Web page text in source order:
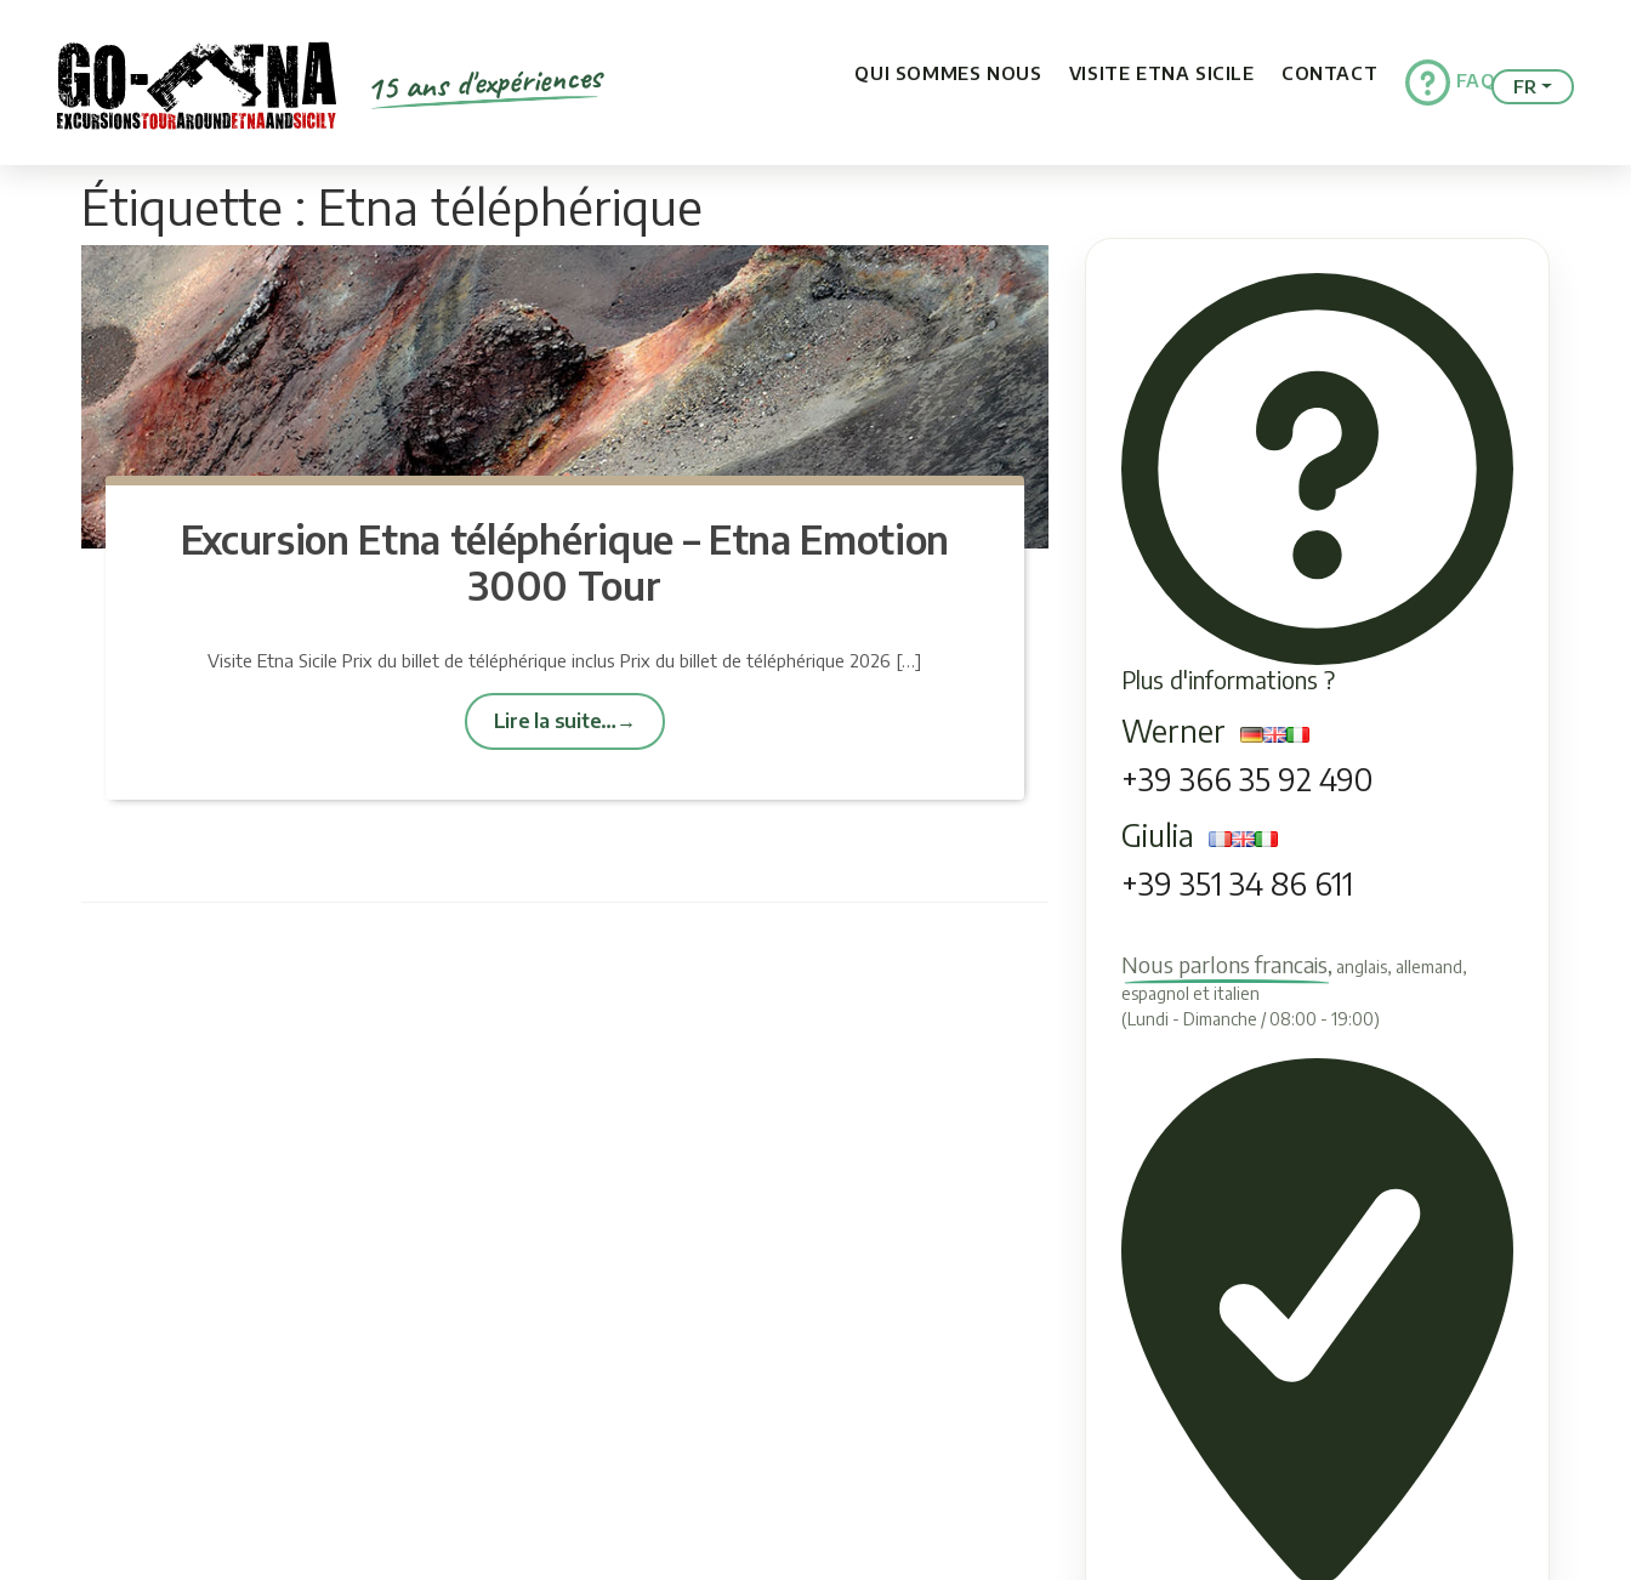
15 ans d'expériences QUI SOMMES NOUS VISITE ETNA SICILE CONTACT FAQ FR
Étiquette : Etna téléphérique
Excursion Etna téléphérique – Etna Emotion
3000 Tour
Visite Etna Sicile Prix du billet de téléphérique inclus Prix ​​du billet de téléphérique 2026 […]
Lire la suite…
Plus d'informations ?
Werner
+39 366 35 92 490
Giulia
+39 351 34 86 611
Nous parlons francais, anglais, allemand,
espagnol et italien
(Lundi - Dimanche / 08:00 - 19:00)